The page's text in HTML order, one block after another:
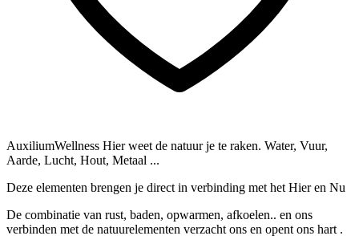
AuxiliumWellness Hier weet de natuur je te raken. Water, Vuur,
Aarde, Lucht, Hout, Metaal ...
Deze elementen brengen je direct in verbinding met het Hier en Nu
De combinatie van rust, baden, opwarmen, afkoelen.. en ons
verbinden met de natuurelementen verzacht ons en opent ons hart .